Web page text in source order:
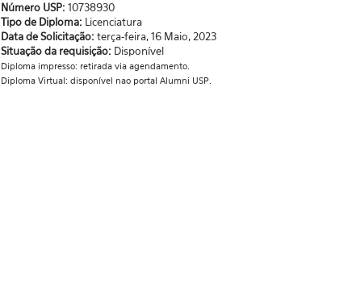
Número USP: 10738930
Tipo de Diploma: Licenciatura
Data de Solicitação: terça-feira, 16 Maio, 2023
Situação da requisição: Disponível
Diploma impresso: retirada via agendamento.
Diploma Virtual: disponível nao portal Alumni USP.